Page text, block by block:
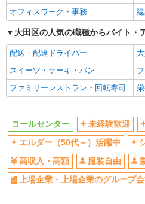
交通費支給
同じ職種から求人を探す
オフィスワ
コールセンター
同じ特徴から求人を探す
服装自由
社
交通費支給
オフィスワーク・事務
大田区の人気の職種からバイト・
配送・配達ドライバー
スイーツ・ケーキ・パン
ファミリーレストラン・回転寿司
コールセンター 未経験歓迎
エルダー（50代～）活躍中
高収入・高額
服装自由
上場企業・上場企業のグループ